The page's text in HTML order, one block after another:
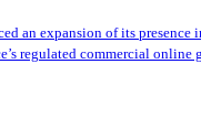
an expansion of its presence
regulated commercial online